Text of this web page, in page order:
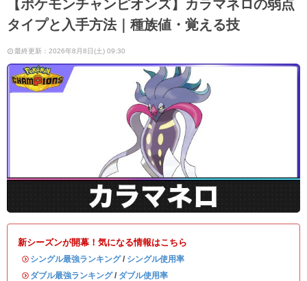
【ポケモンチャンピオンズ】カラマネロの弱点
タイプと入手方法｜種族値・覚える技
最終更新：2026年8月8日(土) 09:30
新シーズンが開幕！気になる情報はこちら
・ シングル最強ランキング/ シングル使用率
・ ダブル最強ランキング/ ダブル使用率